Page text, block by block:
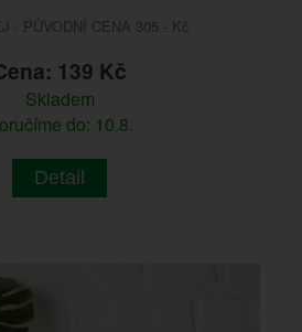
- PŮVODNÍ CENA 305.- Kč
139 Kč
Skladem
do: 10.8.
Detail